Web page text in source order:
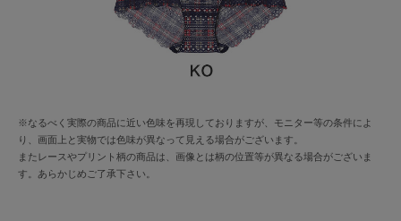
※なるべく実際の商品に近い色味を再現しておりますが、モニター等の条件によ
り、画面上と実物では色味が異なって見える場合がございます。
またレースやプリント柄の商品は、画像とは柄の位置等が異なる場合がございま
す。あらかじめご了承下さい。